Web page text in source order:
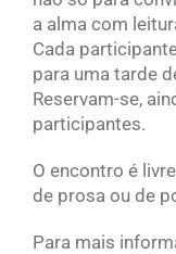
a alma com
Cada
para uma tarde
Reservam-se,
participantes.
O encontro é
de prosa ou de
Para mais